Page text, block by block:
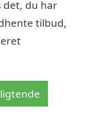
du har
tilbud,